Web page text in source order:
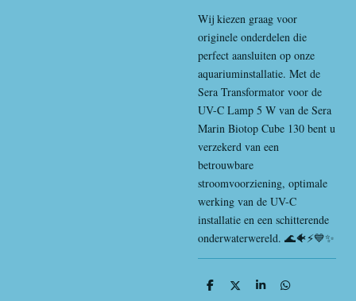
Wij kiezen graag voor
originele onderdelen die
perfect aansluiten op onze
aquariuminstallatie. Met de
Sera Transformator voor de
UV-C Lamp 5 W van de Sera
Marin Biotop Cube 130 bent u
verzekerd van een
betrouwbare
stroomvoorziening, optimale
werking van de UV-C
installatie en een schitterende
onderwaterwereld. 🌊🐠⚡💙✨
D
D
S
D